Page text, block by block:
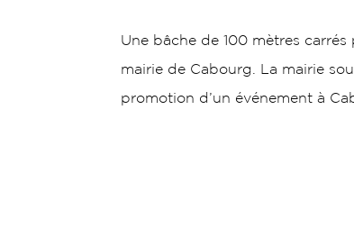
Une bâche de 100 mètres
mairie de Cabourg. La mairie
promotion d’un événement à